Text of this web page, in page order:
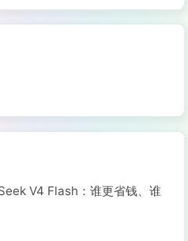
V4 Flash：谁更省钱、谁